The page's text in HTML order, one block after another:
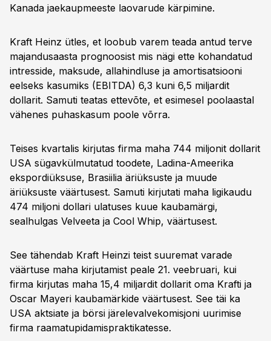
Kanada jaekaupmeeste laovarude kärpimine.
Kraft Heinz ütles, et loobub varem teada antud terve
majandusaasta prognoosist mis nägi ette kohandatud
intresside, maksude, allahindluse ja amortisatsiooni
eelseks kasumiks (EBITDA) 6,3 kuni 6,5 miljardit
dollarit. Samuti teatas ettevõte, et esimesel poolaastal
vähenes puhaskasum poole võrra.
Teises kvartalis kirjutas firma maha 744 miljonit dollarit
USA sügavkülmutatud toodete, Ladina-Ameerika
ekspordiüksuse, Brasiilia äriüksuste ja muude
äriüksuste väärtusest. Samuti kirjutati maha ligikaudu
474 miljoni dollari ulatuses kuue kaubamärgi,
sealhulgas Velveeta ja Cool Whip, väärtusest.
See tähendab Kraft Heinzi teist suuremat varade
väärtuse maha kirjutamist peale 21. veebruari, kui
firma kirjutas maha 15,4 miljardit dollarit oma Krafti ja
Oscar Mayeri kaubamärkide väärtusest. See täi ka
USA aktsiate ja börsi järelevalvekomisjoni uurimise
firma raamatupidamispraktikatesse.